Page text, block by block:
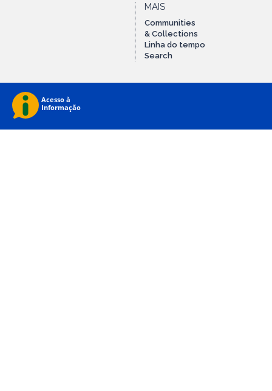
MAIS
Communities
& Collections
Linha do tempo
Search